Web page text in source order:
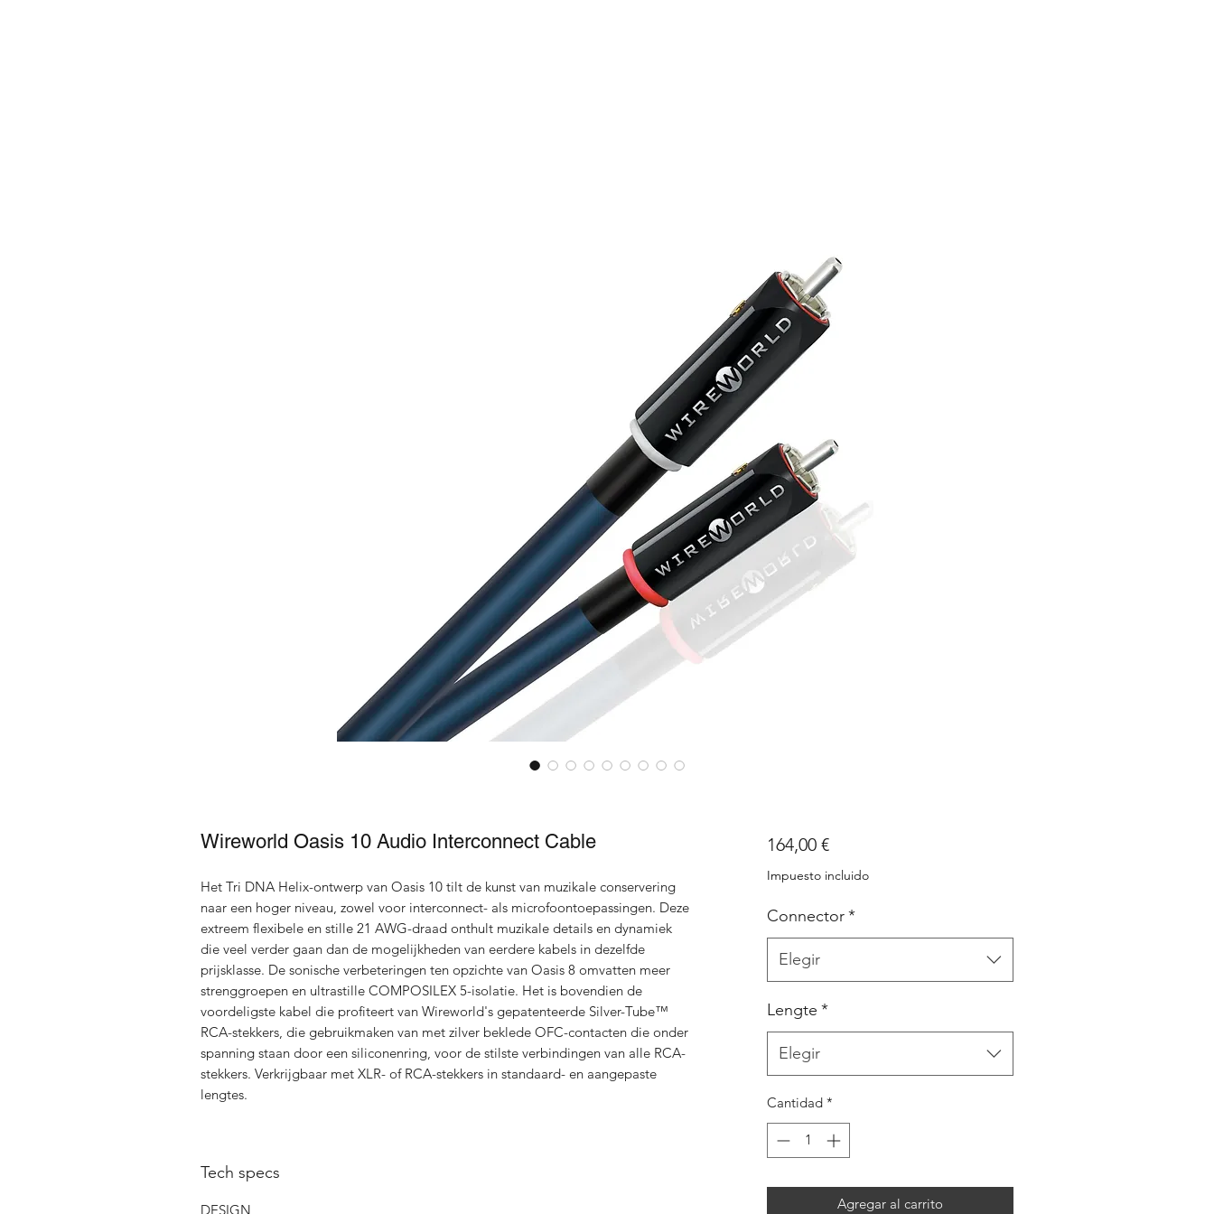
Wireworld Oasis 10 Audio Interconnect Cable
Het Tri DNA Helix-ontwerp van Oasis 10 tilt de kunst van muzikale conservering
naar een hoger niveau, zowel voor interconnect- als microfoontoepassingen. Deze
extreem flexibele en stille 21 AWG-draad onthult muzikale details en dynamiek
die veel verder gaan dan de mogelijkheden van eerdere kabels in dezelfde
prijsklasse. De sonische verbeteringen ten opzichte van Oasis 8 omvatten meer
strenggroepen en ultrastille COMPOSILEX 5-isolatie. Het is bovendien de
voordeligste kabel die profiteert van Wireworld's gepatenteerde Silver-Tube™
RCA-stekkers, die gebruikmaken van met zilver beklede OFC-contacten die onder
spanning staan ​​door een siliconenring, voor de stilste verbindingen van alle RCA-
stekkers. Verkrijgbaar met XLR- of RCA-stekkers in standaard- en aangepaste
lengtes.
Tech specs
DESIGN
164,00 €Precio
Impuesto incluido
Connector*
Elegir
Lengte *
Elegir
Cantidad *
Agregar al carrito